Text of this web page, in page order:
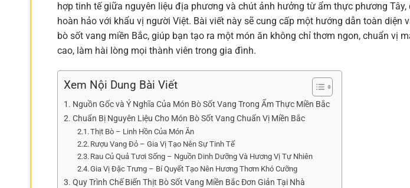
hợp tinh tế giữa nguyên liệu địa phương và chút ảnh hưởng từ ẩm thực phương
hoàn hảo với khẩu vị người Việt. Bài viết này sẽ cung cấp một hướng dẫn toàn diện
bò sốt vang miền Bắc, giúp bạn tạo ra một món ăn không chỉ thơm ngon, chuẩn vị
cao, làm hài lòng mọi thành viên trong gia đình.
Xem Nội Dung Bài Viết
Nguồn Gốc và Ý Nghĩa Của Món Bò Sốt Vang Trong Ẩm Thực Miền Bắc
Chuẩn Bị Nguyên Liệu Cho Món Bò Sốt Vang Chuẩn Vị Miền Bắc
Thịt Bò – Linh Hồn Của Món Ăn
Rượu Vang Đỏ – Gia Vị Tạo Nên Sự Tinh Tế
Rau Củ Quả Tươi Sống – Nguồn Dinh Dưỡng Và Hương Vị Tự Nhiên
Gia Vị Đặc Trưng – Bí Quyết Tạo Nên Hương Thơm Khó Cưỡng
Quy Trình Chế Biến Thịt Bò Sốt Vang Miền Bắc Đơn Giản Tại Nhà